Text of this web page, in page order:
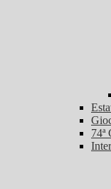
74ª